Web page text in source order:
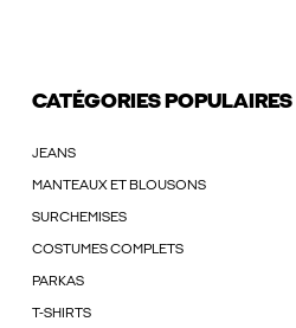
CATÉGORIES POPULAIRES
JEANS
MANTEAUX ET BLOUSONS
SURCHEMISES
COSTUMES COMPLETS
PARKAS
T-SHIRTS